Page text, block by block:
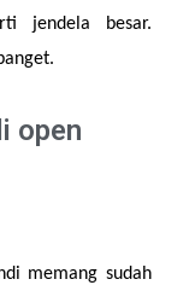
jendela besar.
open
memang sudah